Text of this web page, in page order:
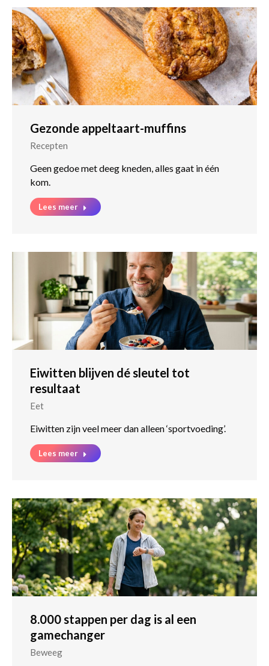
Gezonde appeltaart-muffins
Recepten
Geen gedoe met deeg kneden, alles gaat in één
kom.
Lees meer
Eiwitten blijven dé sleutel tot
resultaat
Eet
Eiwitten zijn veel meer dan alleen ‘sportvoeding’.
Lees meer
8.000 stappen per dag is al een
gamechanger
Beweeg